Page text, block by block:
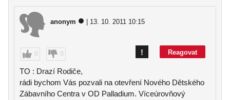
anonym | 13. 10. 2011 10:15
0 0 Reagovat
!
TO : Drazí Rodiče,
rádi bychom Vás pozvali na otevření Nového Dětského
Zábavního Centra v OD Palladium. Víceúrovňový